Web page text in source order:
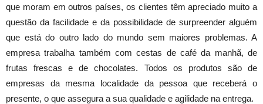
que moram em outros países, os clientes têm apreciado muito a
questão da facilidade e da possibilidade de surpreender alguém
que está do outro lado do mundo sem maiores problemas. A
empresa trabalha também com cestas de café da manhã, de
frutas frescas e de chocolates. Todos os produtos são de
empresas da mesma localidade da pessoa que receberá o
presente, o que assegura a sua qualidade e agilidade na entrega.